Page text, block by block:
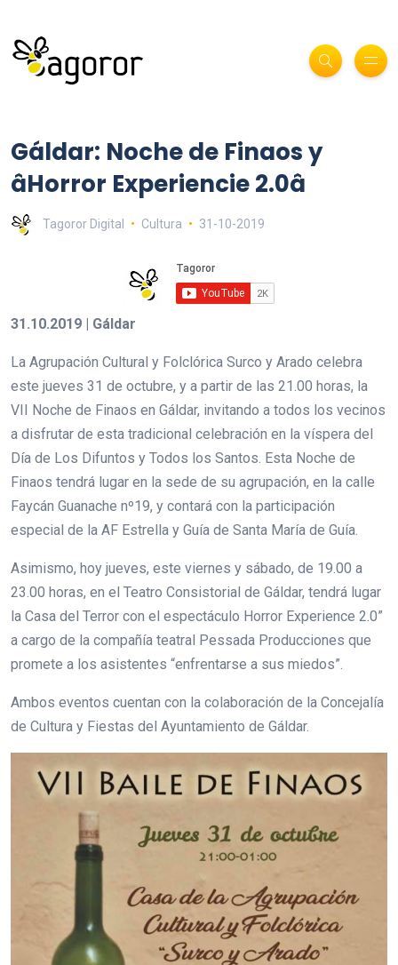
Gáldar: Noche de Finaos y
âHorror Experiencie 2.0â
Tagoror Digital Cultura 31-10-2019
31.10.2019 | Gáldar
La Agrupación Cultural y Folclórica Surco y Arado celebra
este jueves 31 de octubre, y a partir de las 21.00 horas, la
VII Noche de Finaos en Gáldar, invitando a todos los vecinos
a disfrutar de esta tradicional celebración en la víspera del
Día de Los Difuntos y Todos los Santos. Esta Noche de
Finaos tendrá lugar en la sede de su agrupación, en la calle
Faycán Guanache nº19, y contará con la participación
especial de la AF Estrella y Guía de Santa María de Guía.
Asimismo, hoy jueves, este viernes y sábado, de 19.00 a
23.00 horas, en el Teatro Consistorial de Gáldar, tendrá lugar
la Casa del Terror con el espectáculo Horror Experience 2.0”
a cargo de la compañía teatral Pessada Producciones que
promete a los asistentes “enfrentarse a sus miedos”.
Ambos eventos cuentan con la colaboración de la Concejalía
de Cultura y Fiestas del Ayuntamiento de Gáldar.